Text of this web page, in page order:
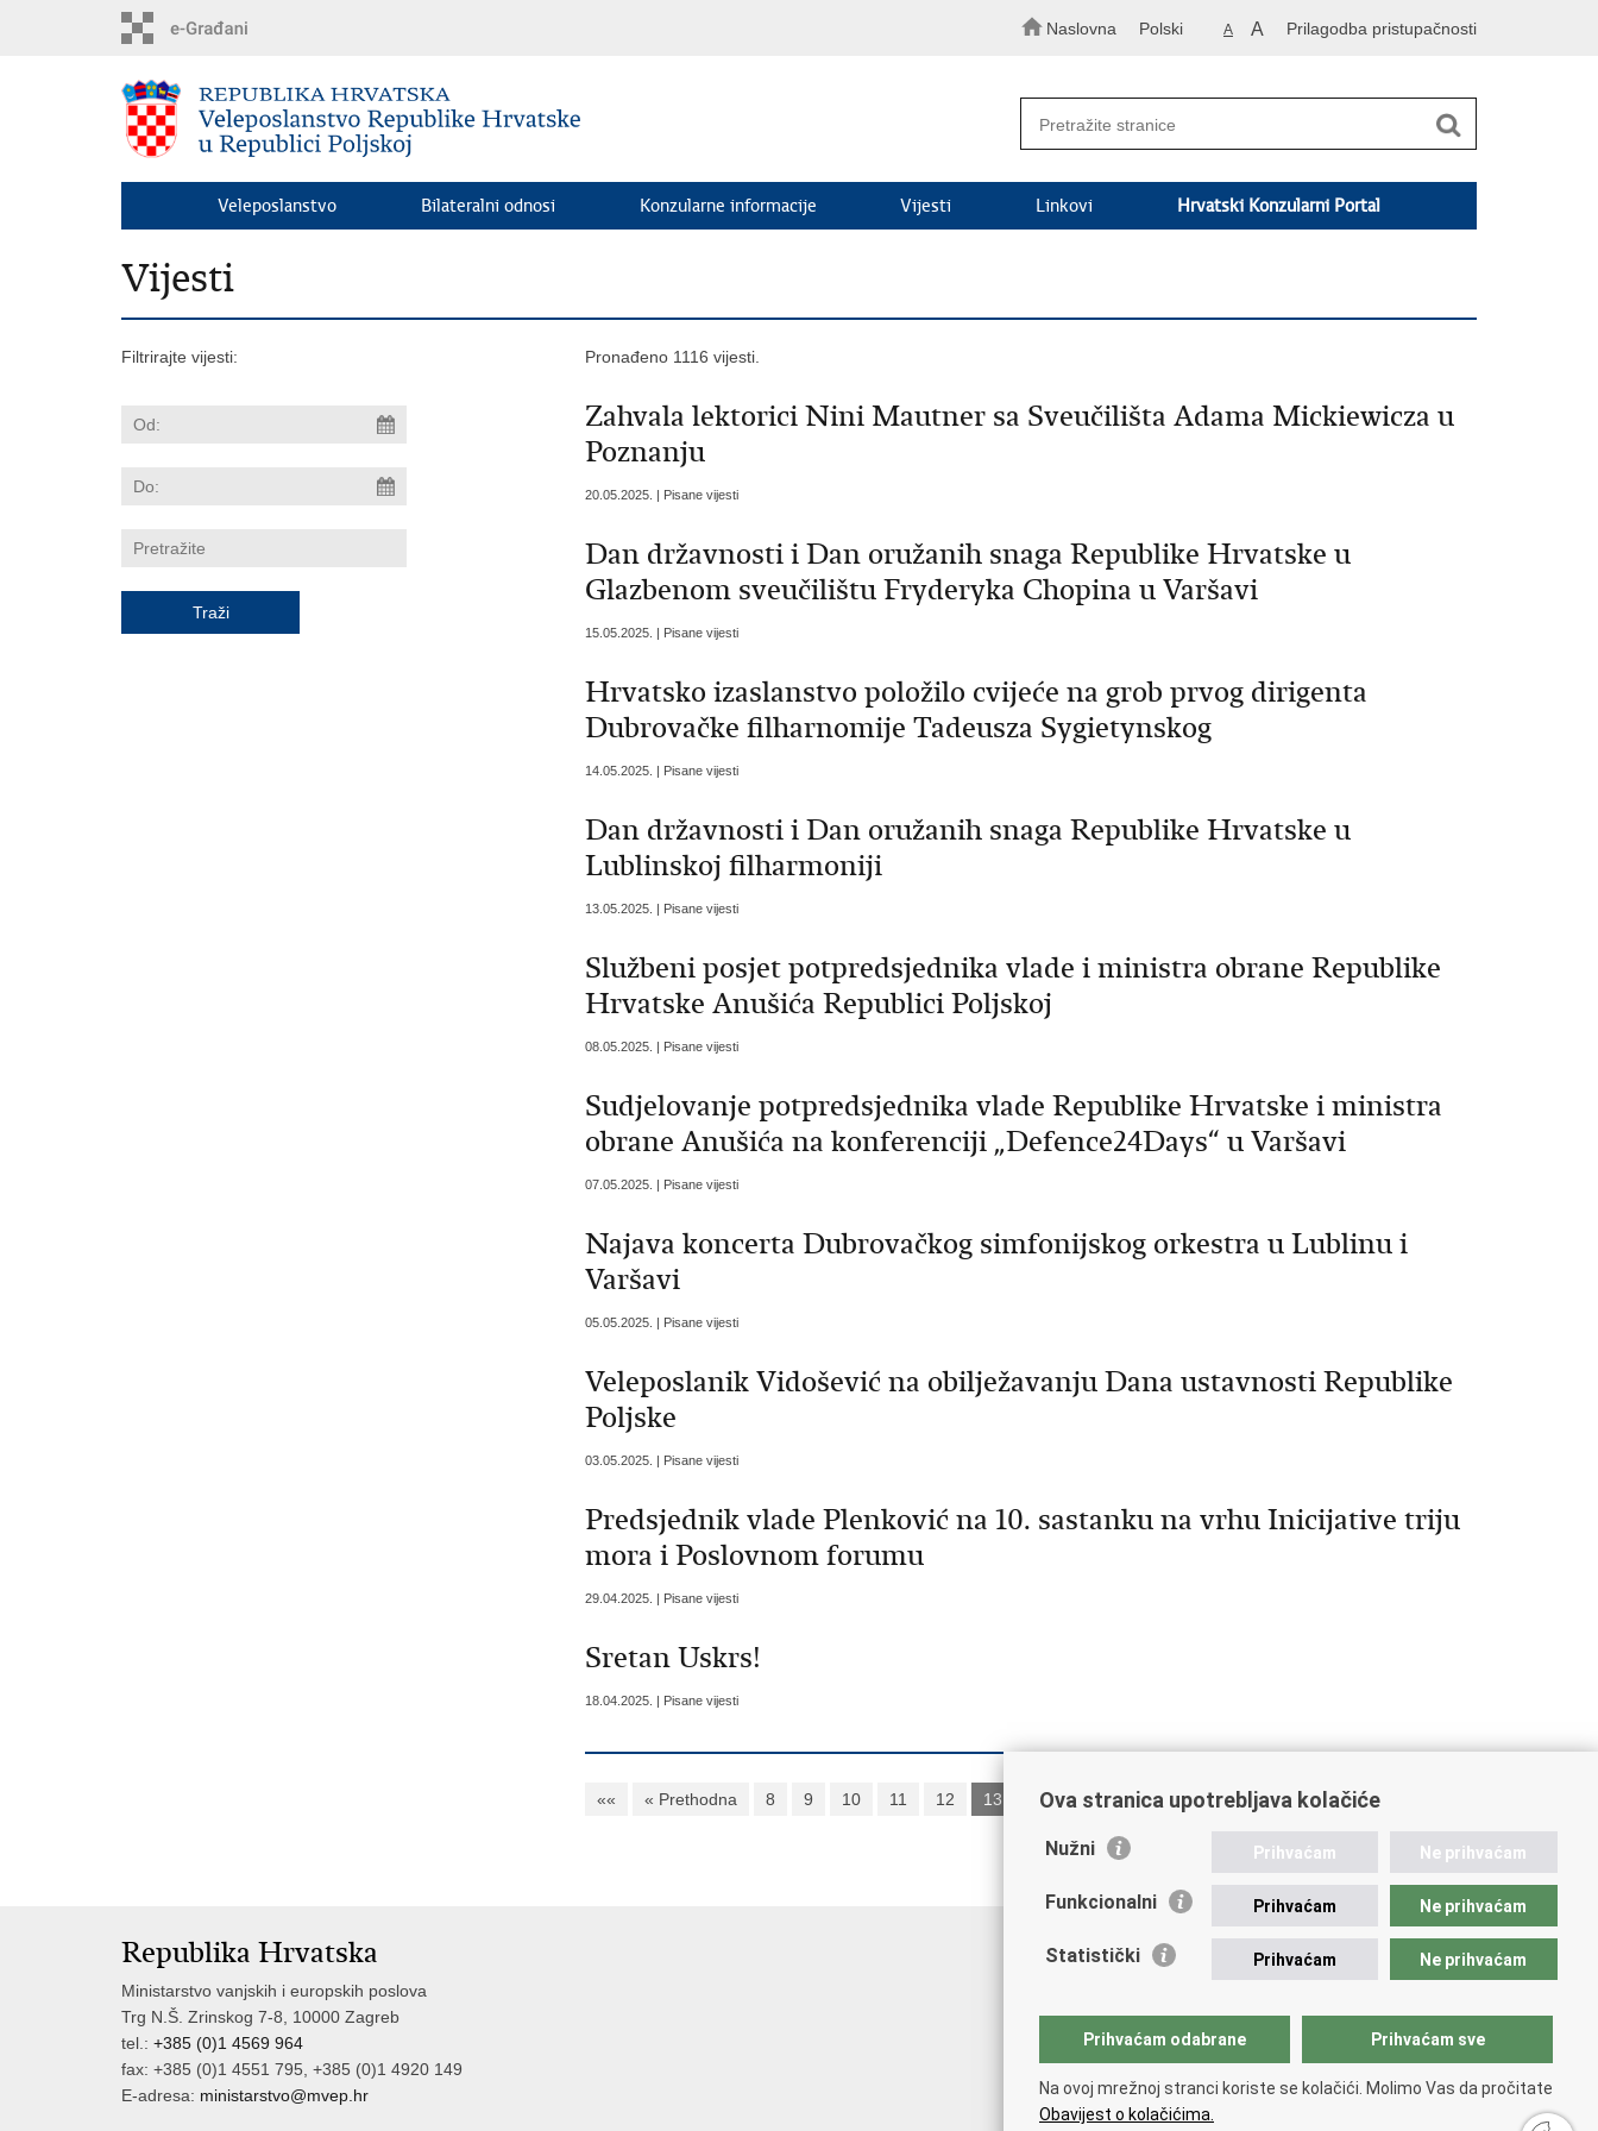
Naslovna Polski A A Prilagodba pristupačnosti
Veleposlanstvo Bilateralni odnosi Konzularne informacije Vijesti Linkovi Hrvatski Konzularni Portal
Vijesti
Filtrirajte vijesti: Pronađeno 1116 vijesti.
​Zahvala lektorici Nini Mautner sa Sveučilišta Adama Mickiewicza u
Poznanju
20.05.2025. | Pisane vijesti
Dan državnosti i Dan oružanih snaga Republike Hrvatske u
Glazbenom sveučilištu Fryderyka Chopina u Varšavi
15.05.2025. | Pisane vijesti
Hrvatsko izaslanstvo položilo cvijeće na grob prvog dirigenta
Dubrovačke filharnomije Tadeusza Sygietynskog
14.05.2025. | Pisane vijesti
Dan državnosti i Dan oružanih snaga Republike Hrvatske u
Lublinskoj filharmoniji
13.05.2025. | Pisane vijesti
Službeni posjet potpredsjednika vlade i ministra obrane Republike
Hrvatske Anušića Republici Poljskoj
08.05.2025. | Pisane vijesti
Sudjelovanje potpredsjednika vlade Republike Hrvatske i ministra
obrane Anušića na konferenciji „Defence24Days“ u Varšavi
07.05.2025. | Pisane vijesti
Najava koncerta Dubrovačkog simfonijskog orkestra u Lublinu i
Varšavi
05.05.2025. | Pisane vijesti
Veleposlanik Vidošević na obilježavanju Dana ustavnosti Republike
Poljske
03.05.2025. | Pisane vijesti
Predsjednik vlade Plenković na 10. sastanku na vrhu Inicijative triju
mora i Poslovnom forumu
29.04.2025. | Pisane vijesti
Sretan Uskrs!
18.04.2025. | Pisane vijesti
«« « Prethodna 8 9 10 11 12 13 14 15 16 17 Sljedeća » »»
Republika Hrvatska
Ministarstvo vanjskih i europskih poslova
Trg N.Š. Zrinskog 7-8, 10000 Zagreb
tel.: +385 (0)1 4569 964
fax: +385 (0)1 4551 795, +385 (0)1 4920 149
E-adresa: ministarstvo@mvep.hr
Ova stranica upotrebljava kolačiće
Nužni Prihvaćam Ne prihvaćam
Funkcionalni Prihvaćam Ne prihvaćam
Statistički Prihvaćam Ne prihvaćam
Prihvaćam odabrane Prihvaćam sve
Na ovoj mrežnoj stranci koriste se kolačići. Molimo Vas da pročitate
Obavijest o kolačićima.